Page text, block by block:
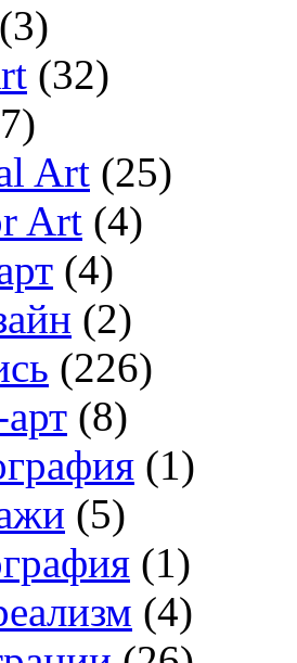
(3)
(32)
Art (25)
Art (4)
(4)
(2)
(226)
(8)
(1)
(5)
(1)
(4)